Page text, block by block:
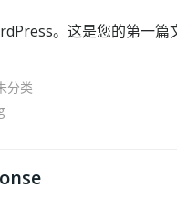
。这是您的第一篇
分类